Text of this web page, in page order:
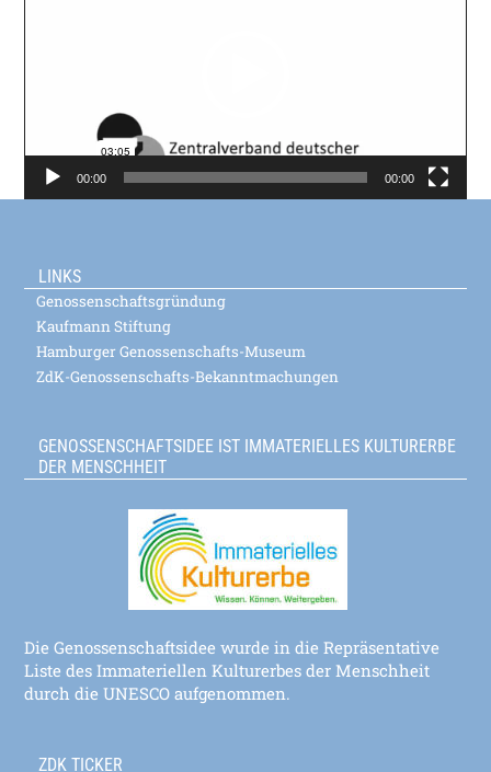
00:00 00:00
LINKS
Genossenschaftsgründung
Kaufmann Stiftung
Hamburger Genossenschafts-Museum
ZdK-Genossenschafts-Bekanntmachungen
GENOSSENSCHAFTSIDEE IST IMMATERIELLES KULTURERBE
DER MENSCHHEIT
Die Genossenschaftsidee wurde in die Repräsentative
Liste des Immateriellen Kulturerbes der Menschheit
durch die UNESCO aufgenommen.
ZDK TICKER